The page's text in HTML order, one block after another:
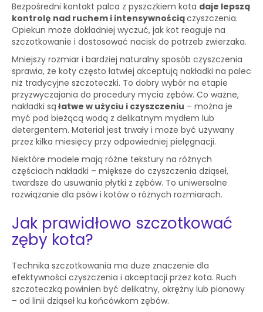
Bezpośredni kontakt palca z pyszczkiem kota daje lepszą
kontrolę nad ruchem i intensywnościączyszczenia.
Opiekun może dokładniej wyczuć, jak kot reaguje na
szczotkowanie i dostosować nacisk do potrzeb zwierzaka.
Mniejszy rozmiar i bardziej naturalny sposób czyszczenia
sprawia, że koty często łatwiej akceptują nakładki na palec
niż tradycyjne szczoteczki. To dobry wybór na etapie
przyzwyczajania do procedury mycia zębów. Co ważne,
nakładki są łatwe w użyciu i czyszczeniu – można je
myć pod bieżącą wodą z delikatnym mydłem lub
detergentem. Materiał jest trwały i może być używany
przez kilka miesięcy przy odpowiedniej pielęgnacji.
Niektóre modele mają różne tekstury na różnych
częściach nakładki – miększe do czyszczenia dziąseł,
twardsze do usuwania płytki z zębów. To uniwersalne
rozwiązanie dla psów i kotów o różnych rozmiarach.
Jak prawidłowo szczotkować
zęby kota?
Technika szczotkowania ma duże znaczenie dla
efektywności czyszczenia i akceptacji przez kota. Ruch
szczoteczką powinien być delikatny, okrężny lub pionowy
– od linii dziąseł ku końcówkom zębów.